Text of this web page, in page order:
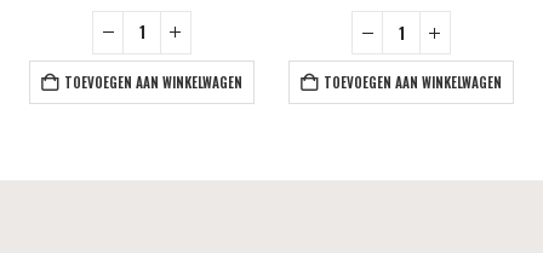
TOEVOEGEN AAN WINKELWAGEN TOEVOEGEN AAN WINKELWAGEN